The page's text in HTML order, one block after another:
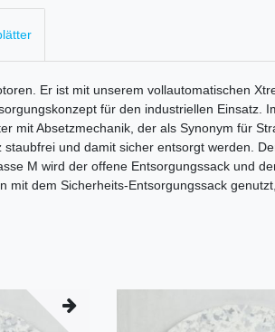
Er ist mit unserem vollautomatischen
für den industriellen Einsatz.
mit Absetzmechanik, der als Synonym für
und damit sicher entsorgt werden.
M wird der offene Entsorgungssack und
dem Sicherheits-Entsorgungssack